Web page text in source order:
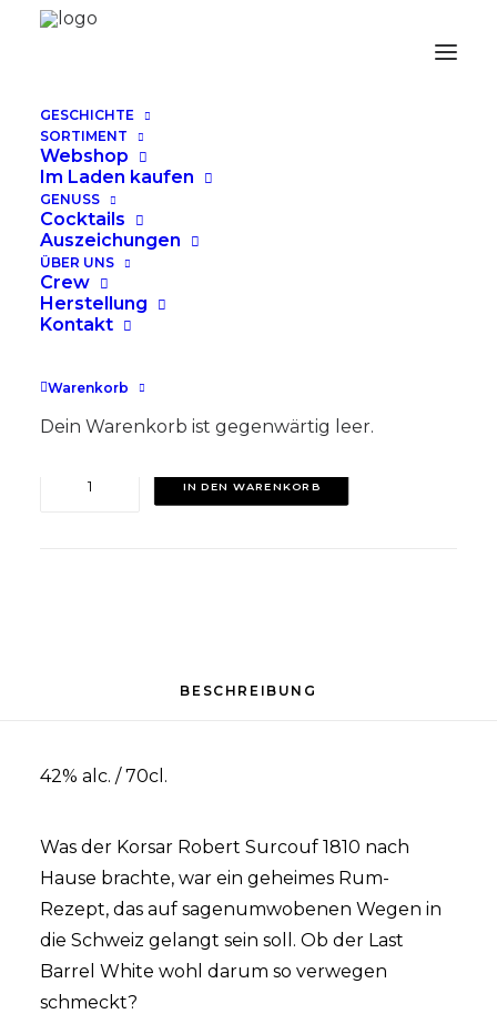
GESCHICHTE
SORTIMENT
Webshop
Im Laden kaufen
GENUSS
Cocktails
Auszeichungen
ÜBER UNS
Crew
Herstellung
Kontakt
Warenkorb
Dein Warenkorb ist gegenwärtig leer.
THE LAST BARREL
WHITE 70cl
CHF59.00
42% alc. / 70cl.
Die sommerlich-süsse Gaumenfreude.
Entzückt pur oder gemixt in Cocktails und
Longdrinks.
IN DEN WARENKORB
BESCHREIBUNG
42% alc. / 70cl.
Was der Korsar Robert Surcouf 1810 nach
Hause brachte, war ein geheimes Rum-
Rezept, das auf sagenumwobenen Wegen in
die Schweiz gelangt sein soll. Ob der Last
Barrel White wohl darum so verwegen
schmeckt?